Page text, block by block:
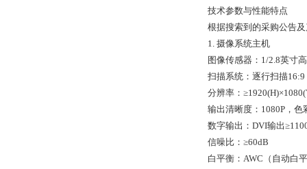
技术参数与性能特点
根据搜索到的采购公告
1. 摄像系统主机
图像传感器：1/2.8英寸
扫描系统：逐行扫描16:9
分辨率：
输出清晰度：1080P，色
数字输出：DVI输出
信噪比：≥60dB
白平衡：AWC（自动白